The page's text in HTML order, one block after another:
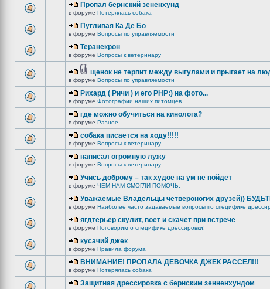
Пропал бернский зененхунд
в форуме Потерялась собака
Пугливая Ка Де Бо
в форуме Вопросы по управляемости
Теранекрон
в форуме Вопросы к ветеринару
щенок не терпит между выгулами и прыгает на
в форуме Вопросы по управляемости
Рихард ( Ричи ) и его РНР:) на фото...
в форуме Фотографии наших питомцев
где можно обучиться на кинолога?
в форуме Разное...
собака писается на ходу!!!!!
в форуме Вопросы к ветеринару
написал огромную лужу
в форуме Вопросы к ветеринару
Учись доброму – так худое на ум не пойдет
в форуме ЧЕМ НАМ СМОГЛИ ПОМОЧЬ:
Уважаемые Владельцы четвероногих друзей))
в форуме Наиболее часто задаваемые вопросы по специфике
ягдтерьер скулит, воет и скачет при встрече
в форуме Поговорим о специфике дрессировки!
кусачий джек
в форуме Правила форума
ВНИМАНИЕ! ПРОПАЛА ДЕВОЧКА ДЖЕК РАССЕЛ!!!
в форуме Потерялась собака
Защитная дрессировка с бернским зенненхундом